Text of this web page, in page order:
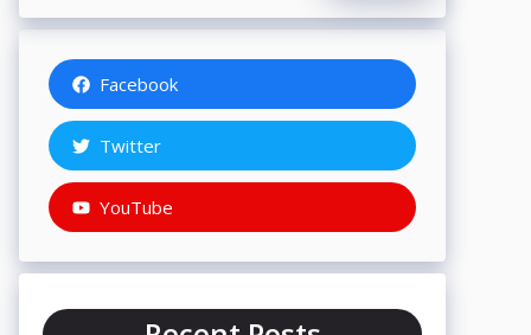
Facebook
Twitter
YouTube